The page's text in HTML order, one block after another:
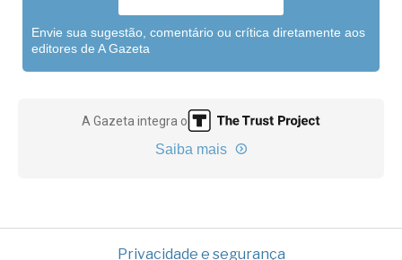
Envie sua sugestão, comentário ou crítica diretamente aos
editores de A Gazeta
A Gazeta integra o
Saiba mais
Privacidade e segurança